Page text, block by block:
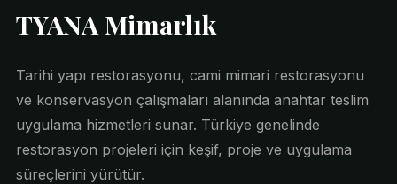
TYANA Mimarlık
Tarihi yapı restorasyonu, cami mimari restorasyonu
ve konservasyon çalışmaları alanında anahtar teslim
uygulama hizmetleri sunar. Türkiye genelinde
restorasyon projeleri için keşif, proje ve uygulama
süreçlerini yürütür.